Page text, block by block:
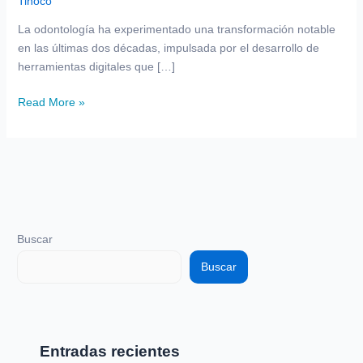
La odontología ha experimentado una transformación notable
en las últimas dos décadas, impulsada por el desarrollo de
herramientas digitales que […]
Read More »
Buscar
Buscar
Entradas recientes